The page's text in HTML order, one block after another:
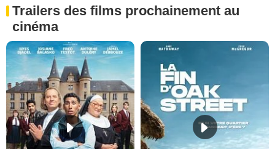
Trailers des films prochainement au
cinéma